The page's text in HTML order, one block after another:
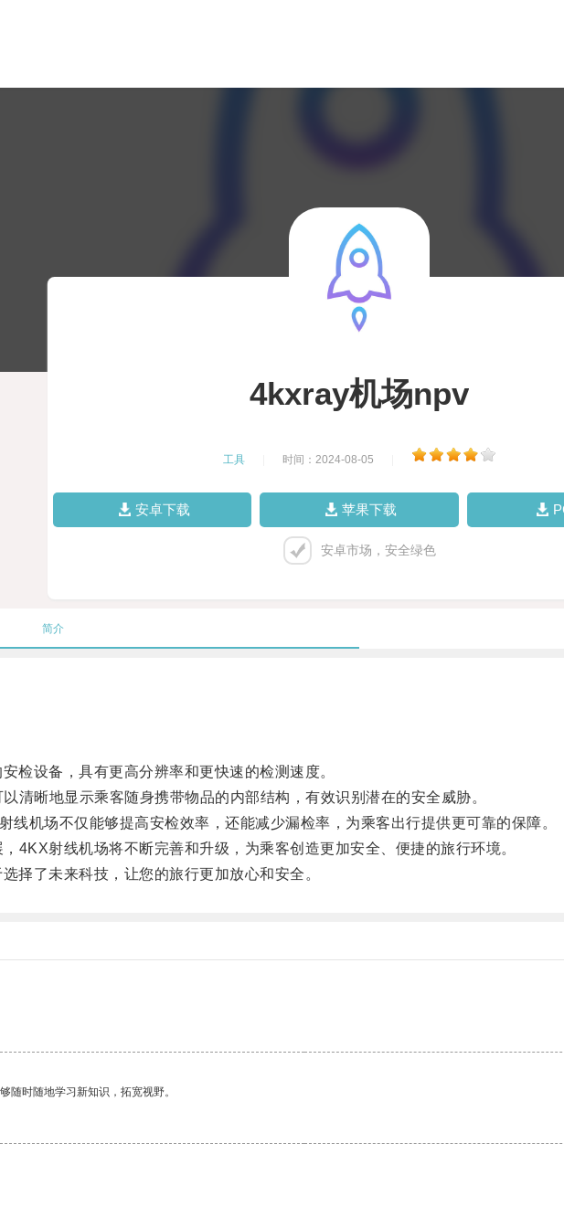
4kxray机场npv
工具 时间：2024-08-05
安卓下载 苹果下载
安卓市场，安全绿色
简介
设备，具有更高分辨率和更快速的检测速度。
晰地显示乘客随身携带物品的内部结构，有效识别潜在的安全威胁。
机场不仅能够提高安检效率，还能减少漏检率，为乘客出行提供更可靠的保障。
射线机场将不断完善和升级，为乘客创造更加安全、便捷的旅行环境。
了未来科技，让您的旅行更加放心和安全。
随时随地学习新知识，拓宽视野。